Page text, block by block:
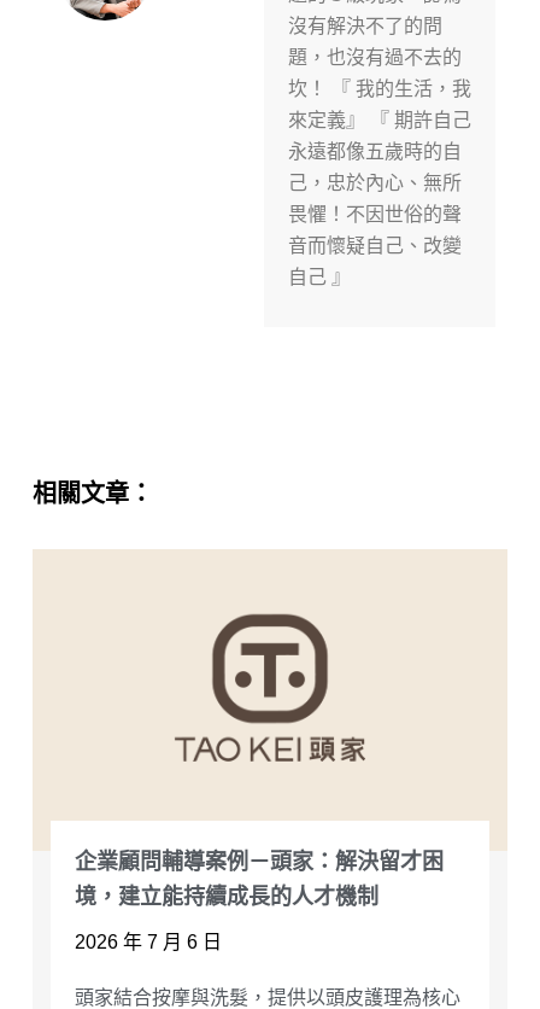
沒有解決不了的問
題，也沒有過不去的
坎！ 『 我的生活，我
來定義』 『 期許自己
永遠都像五歲時的自
己，忠於內心、無所
畏懼！不因世俗的聲
音而懷疑自己、改變
自己 』
相關文章：
企業顧問輔導案例－頭家：解決留才困
境，建立能持續成長的人才機制
2026 年 7 月 6 日
頭家結合按摩與洗髮，提供以頭皮護理為核心